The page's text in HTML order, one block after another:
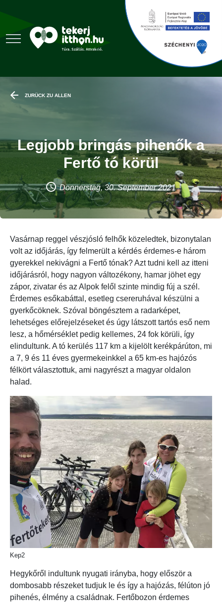
ZURÜCK ZU ALLEN
Legjobb bringás pihenők a
Fertő tó körül
Donnerstag, 30. September 2021
Vasárnap reggel vészjósló felhők közeledtek, bizonytalan
volt az időjárás, így felmerült a kérdés érdemes-e három
gyerekkel nekivágni a Fertő tónak? Azt tudni kell az itteni
időjárásról, hogy nagyon változékony, hamar jöhet egy
zápor, zivatar és az Alpok felől szinte mindig fúj a szél.
Érdemes esőkabáttal, esetleg csereruhával készülni a
gyerkőcöknek. Szóval böngésztem a radarképet,
lehetséges előrejelzéseket és úgy látszott tartós eső nem
lesz, a hőmérséklet pedig kellemes, 24 fok körüli, így
elindultunk. A tó kerülés 117 km a kijelölt kerékpárúton, mi
a 7, 9 és 11 éves gyermekeinkkel a 65 km-es hajózós
félkört választottuk, ami nagyrészt a magyar oldalon
halad.
Kep2
Hegykőről indultunk nyugati irányba, hogy először a
dombosabb részeket tudjuk le és így a hajózás, félúton jó
pihenés, élmény a családnak. Fertőbozon érdemes